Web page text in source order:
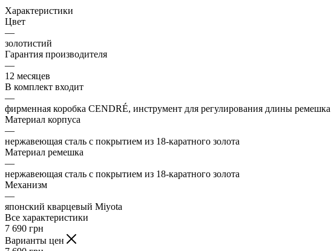
Характеристики
Цвет
—
золотистий
Гарантия производителя
—
12 месяцев
В комплект входит
—
фирменная коробка CENDRÉ, инструмент для регулирования длины ремешка
Материал корпуса
—
нержавеющая сталь с покрытием из 18-каратного золота
Материал ремешка
—
нержавеющая сталь с покрытием из 18-каратного золота
Механизм
—
японский кварцевый Miyota
Все характеристики
7 690 грн
Варианты цен